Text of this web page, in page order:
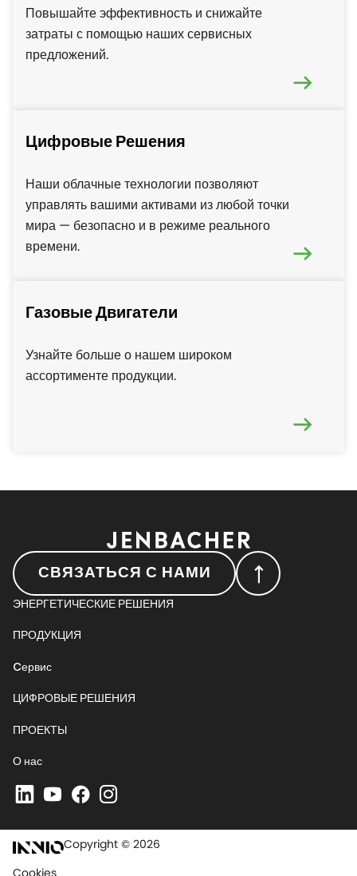
Повышайте эффективность и снижайте
затраты с помощью наших сервисных
предложений.
Цифровые Решения
Наши облачные технологии позволяют
управлять вашими активами из любой точки
мира — безопасно и в режиме реального
времени.
Газовые Двигатели
Узнайте больше о нашем широком
ассортименте продукции.
СВЯЗАТЬСЯ С НАМИ
ЭНЕРГЕТИЧЕСКИЕ РЕШЕНИЯ
ПРОДУКЦИЯ
Cервис
ЦИФРОВЫЕ РЕШЕНИЯ
ПРОЕКТЫ
О нас
Copyright © 2026
Cookies